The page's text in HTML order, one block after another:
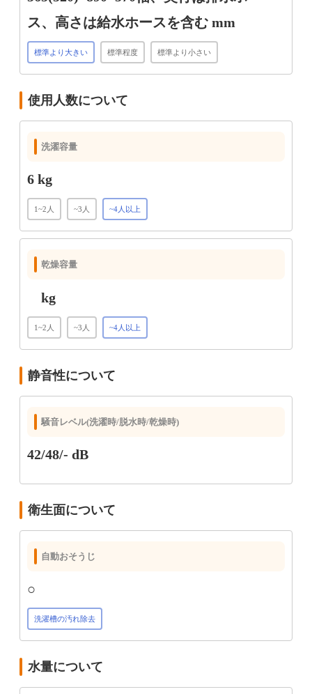
ス、高さは給水ホースを含む mm
標準より大きい 標準程度 標準より小さい
使用人数について
洗濯容量
6 kg
1~2人 ~3人 ~4人以上
乾燥容量
kg
1~2人 ~3人 ~4人以上
静音性について
騒音レベル(洗濯時/脱水時/乾燥時)
42/48/- dB
衛生面について
自動おそうじ
○
洗濯槽の汚れ除去
水量について